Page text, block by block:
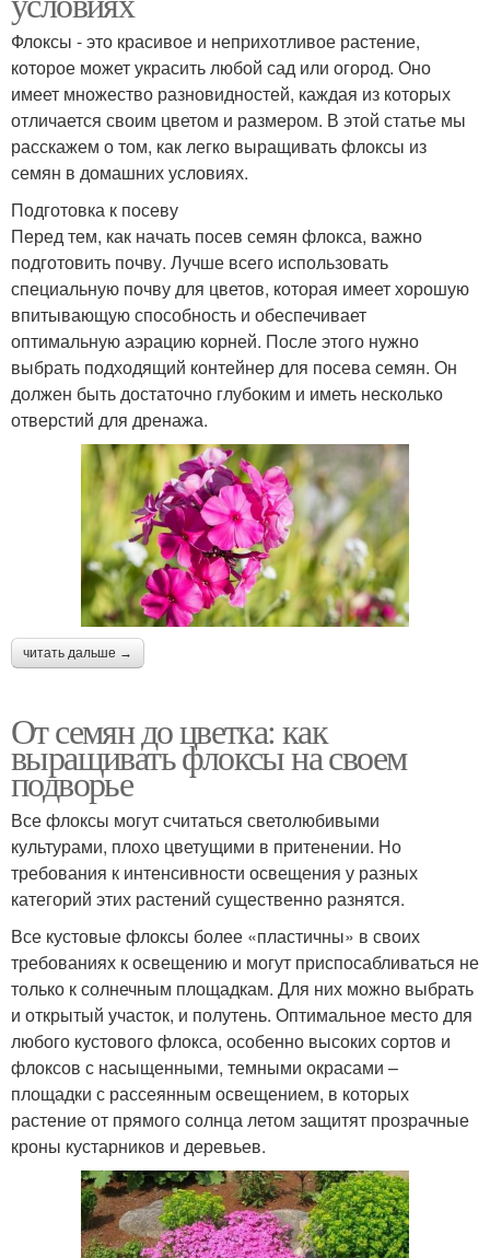
Флоксы - это красивое и неприхотливое растение,
которое может украсить любой сад или огород. Оно
имеет множество разновидностей, каждая из которых
отличается своим цветом и размером. В этой статье мы
расскажем о том, как легко выращивать флоксы из
семян в домашних условиях.
Подготовка к посеву
Перед тем, как начать посев семян флокса, важно
подготовить почву. Лучше всего использовать
специальную почву для цветов, которая имеет хорошую
впитывающую способность и обеспечивает
оптимальную аэрацию корней. После этого нужно
выбрать подходящий контейнер для посева семян. Он
должен быть достаточно глубоким и иметь несколько
отверстий для дренажа.
читать дальше →
От семян до цветка: как
выращивать флоксы на своем
подворье
Все флоксы могут считаться светолюбивыми
культурами, плохо цветущими в притенении. Но
требования к интенсивности освещения у разных
категорий этих растений существенно разнятся.
Все кустовые флоксы более «пластичны» в своих
требованиях к освещению и могут приспосабливаться не
только к солнечным площадкам. Для них можно выбрать
и открытый участок, и полутень. Оптимальное место для
любого кустового флокса, особенно высоких сортов и
флоксов с насыщенными, темными окрасами –
площадки с рассеянным освещением, в которых
растение от прямого солнца летом защитят прозрачные
кроны кустарников и деревьев.